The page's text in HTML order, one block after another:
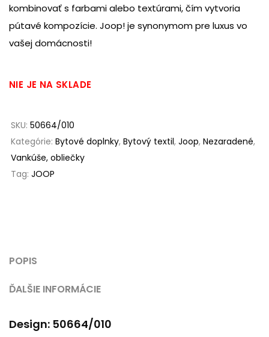
kombinovať s farbami alebo textúrami, čím vytvoria
pútavé kompozície. Joop! je synonymom pre luxus vo
vašej domácnosti!
NIE JE NA SKLADE
SKU: 50664/010
Kategórie: Bytové doplnky, Bytový textil, Joop, Nezaradené,
Vankúše, obliečky
Tag: JOOP
POPIS
ĎALŠIE INFORMÁCIE
Design: 50664/010